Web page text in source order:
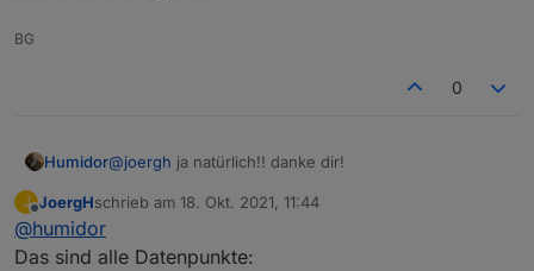
BG
0
Humidor@joergh ja natürlich!! danke dir!
mir geht es um die zu benutzenden DP die ich
(start/stop/Strom)
also aktulle die go-e !
J
Offline
JoergHschrieb am 18. Okt. 2021, 11:44
zuletzt editiert von
@humidor
Das sind alle Datenpunkte: